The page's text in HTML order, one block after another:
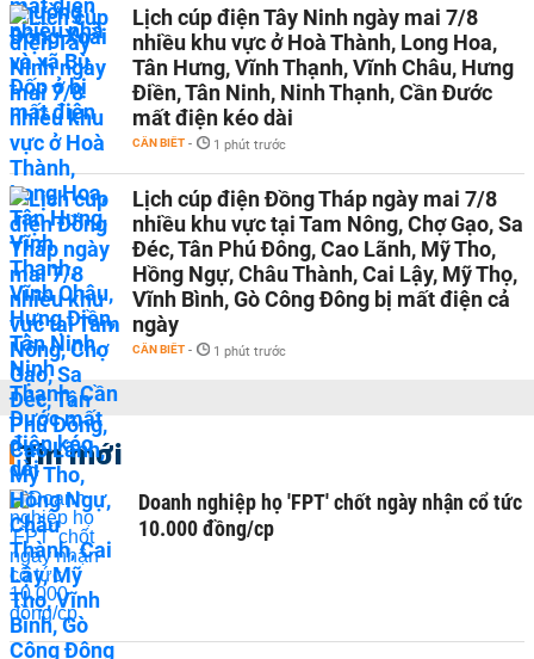
Lịch cúp điện Tây Ninh ngày mai 7/8
nhiều khu vực ở Hoà Thành, Long Hoa,
Tân Hưng, Vĩnh Thạnh, Vĩnh Châu, Hưng
Điền, Tân Ninh, Ninh Thạnh, Cần Đước
mất điện kéo dài
CẦN BIẾT - 1 phút trước
Lịch cúp điện Đồng Tháp ngày mai 7/8
nhiều khu vực tại Tam Nông, Chợ Gạo, Sa
Đéc, Tân Phú Đông, Cao Lãnh, Mỹ Tho,
Hồng Ngự, Châu Thành, Cai Lậy, Mỹ Thọ,
Vĩnh Bình, Gò Công Đông bị mất điện cả
ngày
CẦN BIẾT - 1 phút trước
Tin mới
Doanh nghiệp họ 'FPT' chốt ngày nhận cổ tức
10.000 đồng/cp